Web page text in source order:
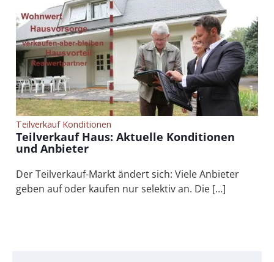
Teilverkauf Konditionen
Teilverkauf Haus: Aktuelle Konditionen
und Anbieter
Der Teilverkauf-Markt ändert sich: Viele Anbieter
geben auf oder kaufen nur selektiv an. Die […]